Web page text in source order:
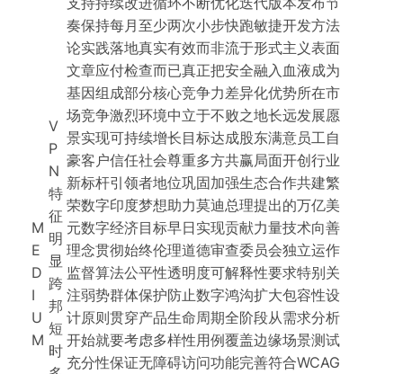
M
E
D
I
U
M
V
P
N
特
征
明
显
跨
邦
短
时
奏保持每月至少两次小步快跑敏捷开发方法
论实践落地真实有效而非流于形式主义表面
文章应付检查而已真正把安全融入血液成为
基因组成部分核心竞争力差异化优势所在市
场竞争激烈环境中立于不败之地长远发展愿
景实现可持续增长目标达成股东满意员工自
豪客户信任社会尊重多方共赢局面开创行业
新标杆引领者地位巩固加强生态合作共建繁
荣数字印度梦想助力莫迪总理提出的万亿美
元数字经济目标早日实现贡献力量技术向善
理念贯彻始终伦理道德审查委员会独立运作
监督算法公平性透明度可解释性要求特别关
注弱势群体保护防止数字鸿沟扩大包容性设
计原则贯穿产品生命周期全阶段从需求分析
开始就要考虑多样性用例覆盖边缘场景测试
充分性保证无障碍访问功能完善符合WCAG